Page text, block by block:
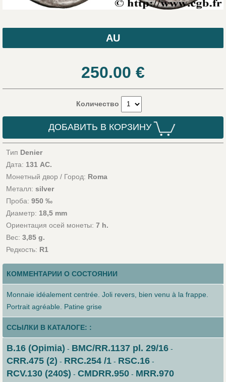
AU
250.00 €
Количество
ДОБАВИТЬ В КОРЗИНУ
Тип Denier
Дата: 131 AC.
Монетный двор / Город: Roma
Металл: silver
Проба: 950 ‰
Диаметр: 18,5 mm
Ориентация осей монеты: 7 h.
Вес: 3,85 g.
Редкость: R1
КОММЕНТАРИИ О СОСТОЯНИИ
Monnaie idéalement centrée. Joli revers, bien venu à la frappe.
Portrait agréable. Patine grise
ССЫЛКИ В КАТАЛОГЕ: :
B.16 (Opimia) - BMC/RR.1137 pl. 29/16-
CRR.475 (2) - RRC.254 /1- RSC.16-
RCV.130 (240$) - CMDRR.950- MRR.970